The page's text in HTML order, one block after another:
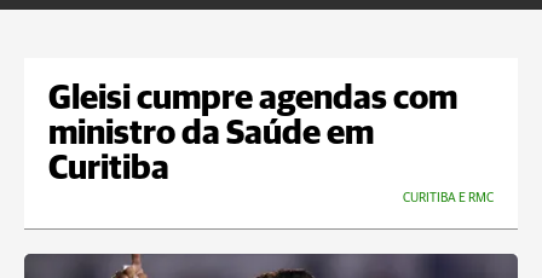
Gleisi cumpre agendas com
ministro da Saúde em
Curitiba
CURITIBA E RMC